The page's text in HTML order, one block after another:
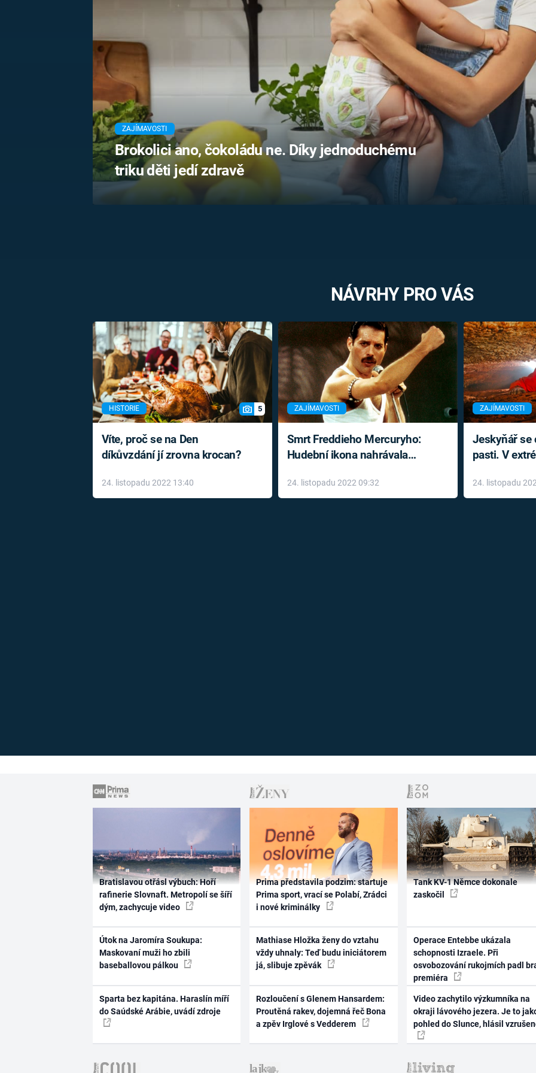
MARIE TEREZIE
UFO A
MIMOZEMŠŤANÉ
UTAJENÉ PŘÍBĚHY
ČESKÝCH DĚJIN
ALTERNATIVNÍ
HISTORIE
FILMY
REALITA
HORORY
REALITA
OPTICKÉ
KLAMY
ZAJÍMAVOSTI
Brokolici ano, čokoládu ne. Díky jednoduchému
triku děti jedí zdravě
NÁVRHY PRO VÁS
HISTORIE 5
Víte, proč se na Den
díkůvzdání jí zrovna krocan?
24. listopadu 2022 13:40
ZAJÍMAVOSTI
Smrt Freddieho Mercuryho:
Hudební ikona nahrávala
léky
24. listopadu 2022 09:32
ZAJÍMAVOSTI
Jeskyňář se
pasti. V
24. listopadu
Bratislavou otřásl výbuch: Hoří
rafinerie Slovnaft. Metropolí se šíří
dým, zachycuje video
Útok na Jaromíra Soukupa:
Maskovaní muži ho zbili
baseballovou pálkou
Sparta bez kapitána. Haraslín míří
do Saúdské Arábie, uvádí zdroje
Prima představila podzim: startuje
Prima sport, vrací se Polabí, Zrádci
i nové kriminálky
Mathiase Hložka ženy do vztahu
vždy uhnaly: Teď budu iniciátorem
já, slibuje zpěvák
Rozloučení s Glenem Hansardem:
Proutěná rakev, dojemná řeč Bona
a zpěv Irglové s Vedderem
Tank KV-1 Němce dokonale
zaskočil
Operace Entebbe ukázala
schopnosti Izraele. Při
osvobozování rukojmích padl
premiéra
Video zachytilo výzkumníka na
okraji lávového jezera. Je to
pohled do Slunce, hlásil